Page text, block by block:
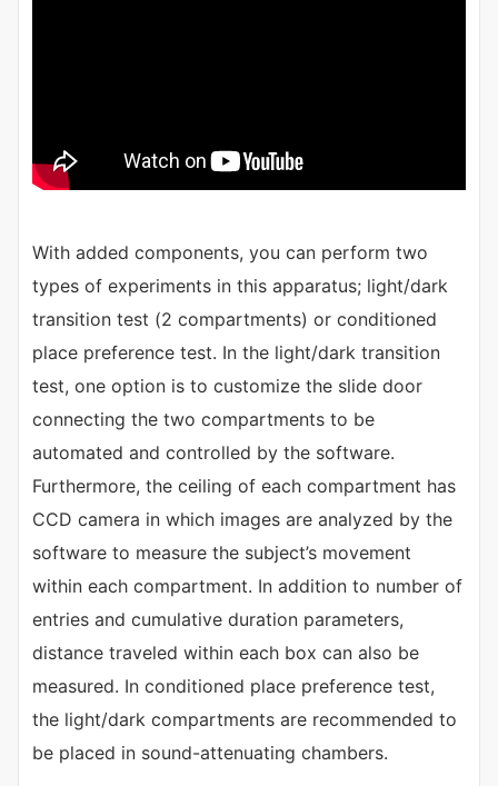
With added components, you can perform two
types of experiments in this apparatus; light/dark
transition test (2 compartments) or conditioned
place preference test. In the light/dark transition
test, one option is to customize the slide door
connecting the two compartments to be
automated and controlled by the software.
Furthermore, the ceiling of each compartment has
CCD camera in which images are analyzed by the
software to measure the subject’s movement
within each compartment. In addition to number of
entries and cumulative duration parameters,
distance traveled within each box can also be
measured. In conditioned place preference test,
the light/dark compartments are recommended to
be placed in sound-attenuating chambers.